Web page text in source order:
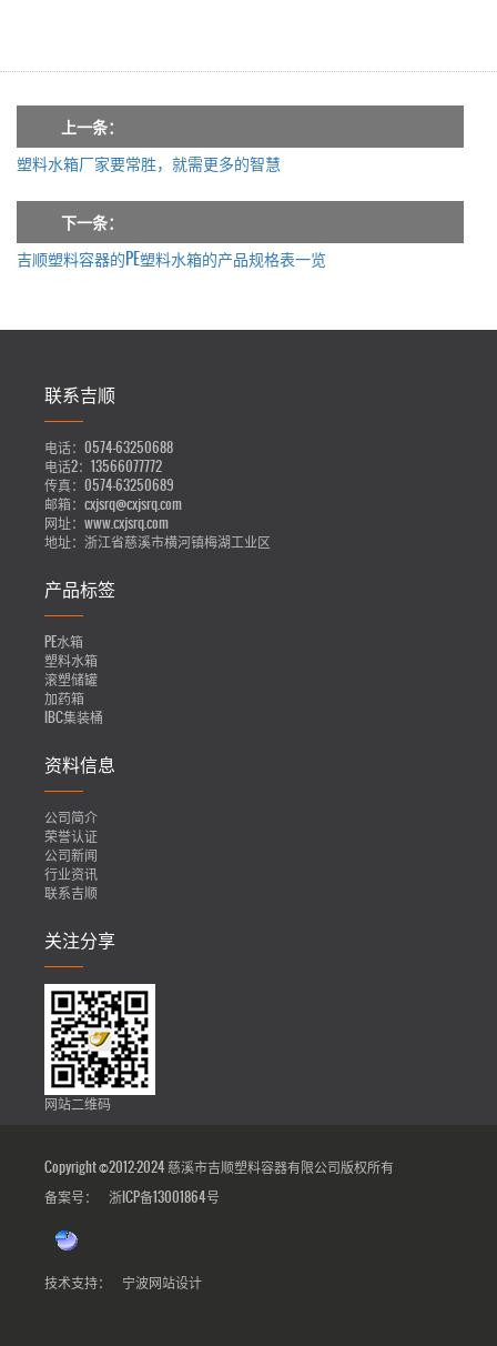
上一条：
塑料水箱厂家要常胜，就需更多的智慧
下一条：
吉顺塑料容器的PE塑料水箱的产品规格表一览
联系吉顺
电话： 0574-63250688
电话2： 13566077772
传真： 0574-63250689
邮箱： cxjsrq@cxjsrq.com
网址： www.cxjsrq.com
地址： 浙江省慈溪市横河镇梅湖工业区
产品标签
PE水箱
塑料水箱
滚塑储罐
加药箱
IBC集装桶
资料信息
公司简介
荣誉认证
公司新闻
行业资讯
联系吉顺
关注分享
网站二维码
Copyright ©2012-2024 慈溪市吉顺塑料容器有限公司版权所有
备案号：
浙ICP备13001864号
技术支持： 宁波网站设计